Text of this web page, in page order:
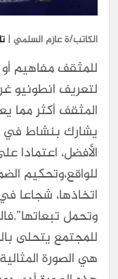
الكاتب/ة عازم السلمي |
للمثقف مفاهيم
لتعريف انطونيو
المثقف أكثر مما
يشارك بنشاط في
الأفضل، اعتمادا
للواقع،وتحكيم
اتخاذها، شجاعا
وتحمل
للمجتمع يتحلى
هي الصورة